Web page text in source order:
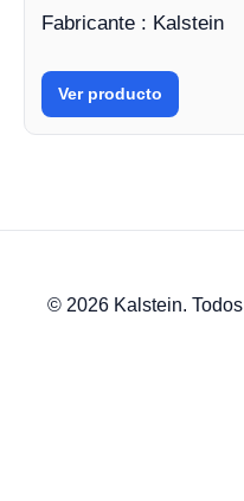
Fabricante : Kalstein
Ver producto
© 2026 Kalstein.